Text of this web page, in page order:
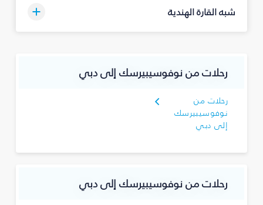
شبه القارة الهندية
رحلات من نوفوسيبيرسك إلى دبي
رحلات من
نوفوسيبيرسك
إلى دبي
رحلات من نوفوسيبيرسك إلى دبي